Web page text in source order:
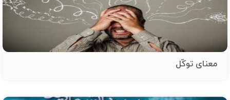
معنای توکّل